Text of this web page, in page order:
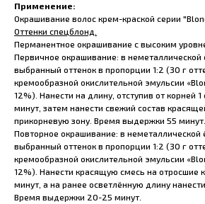
Применение:
Окрашивание волос крем-краской серии
Оттенки спецблонд.
Перманентное окрашивание с высоким
Первичное окрашивание: в неметаллической
выбранный оттенок в пропорции 1:2 (30 г
кремообразной окислительной эмульсии
12%). Нанести на длину, отступив от корней
минут, затем нанести свежий состав
прикорневую зону. Время выдержки 55 минут.
Повторное окрашивание: в неметаллической
выбранный оттенок в пропорции 1:2 (30 г
кремообразной окислительной эмульсии
12%). Нанести красящую смесь на отросшие
минут, а на ранее осветлённую длину
Время выдержки 20-25 минут.